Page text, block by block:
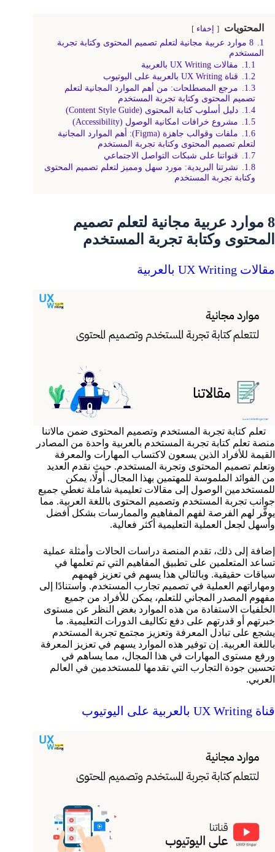
المحتويات إخفاء
1.
8 موارد عربية مجانية لتعلم تصميم المحتوى وكتابة تجربة
المستخدم
1.1.
مقالات UX Writing بالعربية
1.2.
قناة UX Writing بالعربية على اليوتيوب
1.3.
مرجع المصطلحات: من أهم الموارد المجانية لتعلم
تصميم المحتوى وكتابة تجربة المستخدم
1.4.
دليل أسلوب كتابة المحتوى (Content Style Guide)
1.5.
مشروع خرافات امكانية الوصول (Accessibility)
1.6.
ملفات وقوالب جاهزة (Figma): أهم الموارد المجانية
لتعلم تصميم المحتوى وكتابة تجربة المستخدم
1.7.
قنواتنا على شبكات التواصل الاجتماعي
1.8.
نشرتنا البريدية: مورد سهل ومميز لتعلم تصميم المحتوى
وكتابة تجربة المستخدم
8 موارد عربية مجانية لتعلم تصميم
المحتوى وكتابة تجربة المستخدم
مقالات UX Writing بالعربية
تعلم كتابة تجربة المستخدم وتصميم المحتوى ضمن مالاتنا
منصة تعلم كتابة تجربة المستخدم بالعربية واحدة من المصادر
القيمة للأفراد الذين يسعون لاكتساب المهارات والمعرفة
وتعلم تصميم المحتوى وتجربة المستخدم. حيث نقدم العديد
من الفوائد الملموسة للمهتمين بهذا المجال. أولًا، يمكن
للمستخدمين الوصول إلى مقالات تعليمية شاملة تغطي جميع
جوانب تجربة المستخدم وتصميم المحتوى باللغة العربية. مما
يوفّر لهم الفرصة لفهم المفاهيم والممارسات بشكل أفضل
وأسهل لجعل العملية التعليمية أكثر فعالية.
إضافة إلى ذلك، تقدم المنصة دراسات الحالات وأمثلة عملية
تساعد المتعلمين على تطبيق المفاهيم التي تم تعلمها في
سياقات حقيقية. وبالتالي هذا يسهم في تعزيز فهمهم
ومهاراتهم العملية في تصميم تجارب المستخدم. واستنادًا إلى
مفهوم المصدر المجاني للتعلم، يمكن للأفراد من جميع
الخلفيات الاستفادة من هذه الموارد بغض النظر عن مستوى
خبرتهم أو قدرتهم على دفع تكاليف الدورات التعليمية. ما
يشجع على تبادل المعرفة وتعزيز مجتمع تجربة المستخدم
باللغة العربية. إن توفير هذه الموارد يسهم في تعزيز المعرفة
ورفع مستوى المهارات في هذا المجال، مما يساهم في
تحسين جودة التجارب التي نقدمها للمستخدمين في العالم
العربي.
قناة UX Writing بالعربية على اليوتيوب